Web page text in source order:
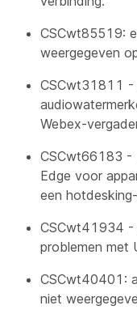
CSCwt85519:
weergegeven
CSCwt31811 -
Webex-
CSCwt66183 -
Edge voor
een
CSCwt41934 -
problemen met
CSCwt40401:
niet